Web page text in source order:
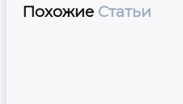
Похожие Статьи